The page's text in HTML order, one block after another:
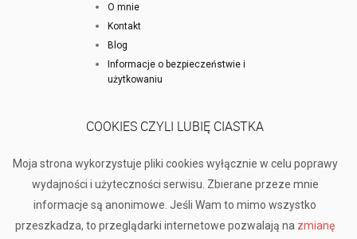
O mnie
Kontakt
Blog
Informacje o bezpieczeństwie i
użytkowaniu
COOKIES CZYLI LUBIĘ CIASTKA
Moja strona wykorzystuje pliki cookies wyłącznie w celu poprawy
wydajności i użyteczności serwisu. Zbierane przeze mnie
informacje są anonimowe. Jeśli Wam to mimo wszystko
przeszkadza, to przeglądarki internetowe pozwalają na zmianę